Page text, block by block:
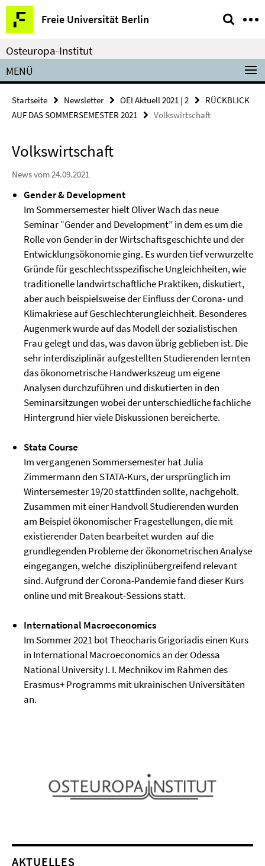
Springe
direkt
zu
Inhalt
Freie Universität Berlin
Service-
Navigation
Osteuropa-Institut
MENÜ
Startseite Newsletter OEI Aktuell 2021 | 2
RÜCKBLICK
AUF DAS SOMMERSEMESTER 2021
Volkswirtschaft
Volkswirtschaft
News vom 24.09.2021
Gender & Development
Im Sommersemester hielt Oliver Wach das neue
Seminar “Gender and Development” in dem es um die
Rolle von Gender in der Wirtschaftsgeschichte und der
Entwicklungsökonomie ging. Es wurden tief verwurzelte
Gründe für geschlechtsspezifische Ungleichheiten, wie
traditionelle landwirtschaftliche Praktiken, diskutiert,
aber auch beispielsweise der Einfluss der Corona- und
Klimakriese auf Geschlechterungleichheit. Besonderes
Augenmerk wurde auf das Modell der sozialistischen
Frau gelegt und das, was davon übrig geblieben ist. Die
sehr interdisziplinär aufgestellten Studierenden lernten
das ökonometrische Handwerkszeug um eigene
Analysen durchzuführen und diskutierten in den
Seminarsitzungen wobei der unterschiedliche fachliche
Hintergrund hier viele Diskussionen bereicherte.
Stata Course
Im vergangenen Sommersemester hat Julia
Zimmermann den STATA-Kurs, der ursprünglich im
Wintersemester 19/20 stattfinden sollte, nachgeholt.
Zusammen mit einer Handvoll Studierenden wurden
am Beispiel ökonomischer Fragestellungen, die mit
existierender Daten bearbeitet wurden auf die
grundlegenden Probleme der ökonometrischen Analyse
eingegangen, welche disziplinübergreifend relevant
sind. Aufgrund der Corona-Pandemie fand dieser Kurs
online und mit Breakout-Sessions statt.
International Macroeconomics
Im Sommer 2021 bot Theocharis Grigoriadis einen Kurs
in International Macroeconomics an der Odessa
National University I. I. Mechnikov im Rahmen des
Erasmus+ Programms mit ukrainischen Universitäten
an.
AKTUELLES